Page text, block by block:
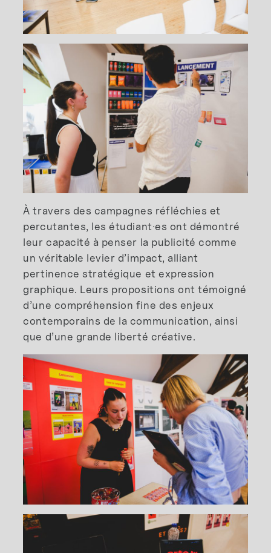
À travers des campagnes réfléchies et
percutantes, les étudiant·es ont démontré
leur capacité à penser la publicité comme
un véritable levier d’impact, alliant
pertinence stratégique et expression
graphique. Leurs propositions ont témoigné
d’une compréhension fine des enjeux
contemporains de la communication, ainsi
que d’une grande liberté créative.